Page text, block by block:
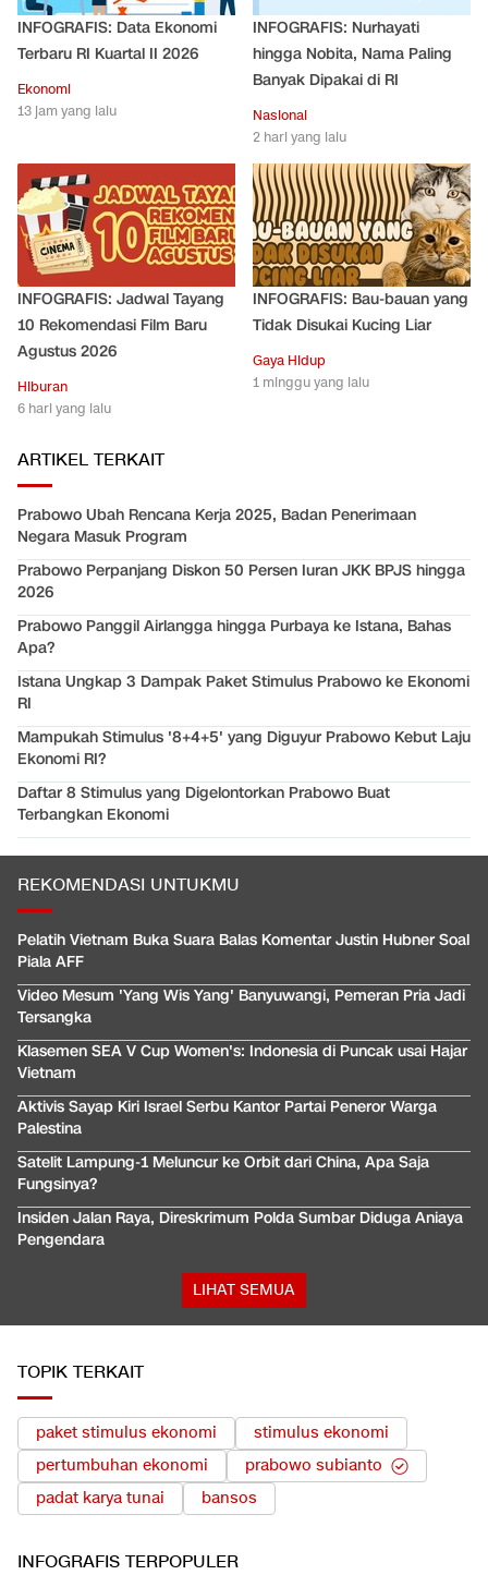
INFOGRAFIS: Data Ekonomi
Terbaru RI Kuartal II 2026
Ekonomi
13 jam yang lalu
INFOGRAFIS: Nurhayati
hingga Nobita, Nama Paling
Banyak Dipakai di RI
Nasional
2 hari yang lalu
INFOGRAFIS: Jadwal Tayang
10 Rekomendasi Film Baru
Agustus 2026
Hiburan
6 hari yang lalu
INFOGRAFIS: Bau-bauan yang
Tidak Disukai Kucing Liar
Gaya Hidup
1 minggu yang lalu
ARTIKEL TERKAIT
Prabowo Ubah Rencana Kerja 2025, Badan Penerimaan
Negara Masuk Program
Prabowo Perpanjang Diskon 50 Persen Iuran JKK BPJS hingga
2026
Prabowo Panggil Airlangga hingga Purbaya ke Istana, Bahas
Apa?
Istana Ungkap 3 Dampak Paket Stimulus Prabowo ke Ekonomi
RI
Mampukah Stimulus '8+4+5' yang Diguyur Prabowo Kebut Laju
Ekonomi RI?
Daftar 8 Stimulus yang Digelontorkan Prabowo Buat
Terbangkan Ekonomi
REKOMENDASI UNTUKMU
Pelatih Vietnam Buka Suara Balas Komentar Justin Hubner Soal
Piala AFF
Video Mesum 'Yang Wis Yang' Banyuwangi, Pemeran Pria Jadi
Tersangka
Klasemen SEA V Cup Women's: Indonesia di Puncak usai Hajar
Vietnam
Aktivis Sayap Kiri Israel Serbu Kantor Partai Peneror Warga
Palestina
Satelit Lampung-1 Meluncur ke Orbit dari China, Apa Saja
Fungsinya?
Insiden Jalan Raya, Direskrimum Polda Sumbar Diduga Aniaya
Pengendara
LIHAT SEMUA
TOPIK TERKAIT
paket stimulus ekonomi
stimulus ekonomi
pertumbuhan ekonomi
prabowo subianto
padat karya tunai
bansos
INFOGRAFIS TERPOPULER